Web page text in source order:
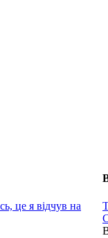
це я відчув на